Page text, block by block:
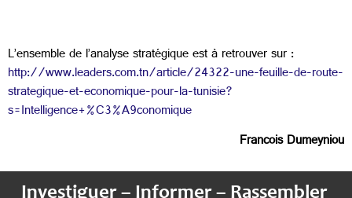
L’ensemble de l’analyse stratégique est à retrouver sur :
http://www.leaders.com.tn/article/24322-une-feuille-de-route-
strategique-et-economique-pour-la-tunisie?
s=Intelligence+%C3%A9conomique
Francois Dumeyniou
Investiguer – Informer – Rassembler